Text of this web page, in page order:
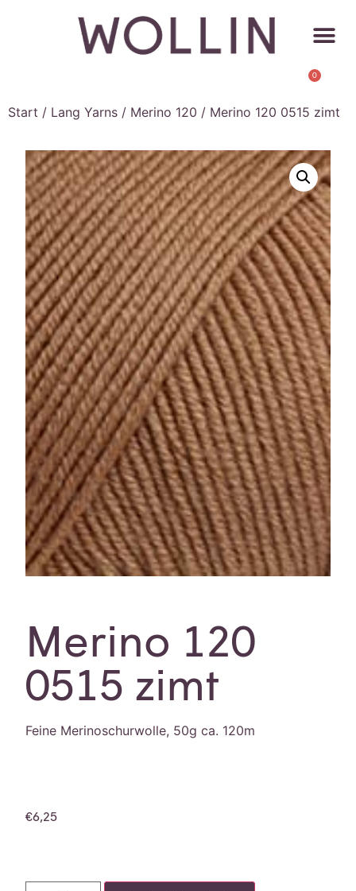
0
Start / Lang Yarns / Merino 120 / Merino 120 0515 zimt
Merino 120
0515 zimt
Feine Merinoschurwolle, 50g ca. 120m
€6,25